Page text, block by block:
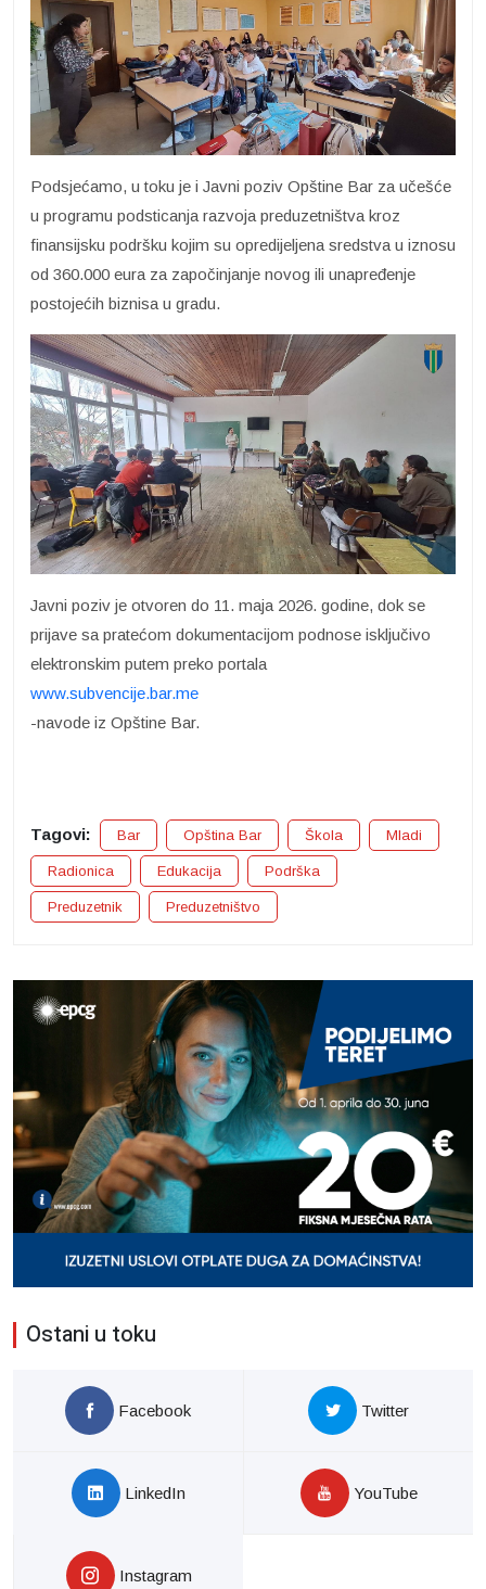
Podsjećamo, u toku je i Javni poziv Opštine Bar za učešće
u programu podsticanja razvoja preduzetništva kroz
finansijsku podršku kojim su opredijeljena sredstva u iznosu
od 360.000 eura za započinjanje novog ili unapređenje
postojećih biznisa u gradu.
Javni poziv je otvoren do 11. maja 2026. godine, dok se
prijave sa pratećom dokumentacijom podnose isključivo
elektronskim putem preko portala
www.subvencije.bar.me
-navode iz Opštine Bar.
Tagovi: Bar Opština Bar Škola Mladi
Radionica Edukacija Podrška
Preduzetnik Preduzetništvo
Ostani u toku
Facebook Twitter
LinkedIn YouTube
Instagram